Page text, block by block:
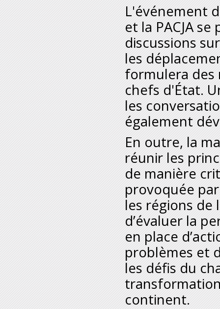
L'événement
et la PACJA
discussions
les
formulera des
chefs d'État.
les
également
En outre, la
réunir les
de manière
provoquée
les régions de
d’évaluer la
en place
problèmes et
les défis du
continent.